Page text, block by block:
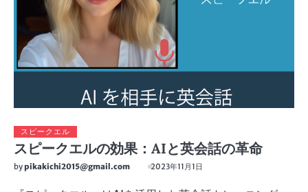
スピークエル
スピークエルの効果：AIと英会話の革命
bypikakichi2015@gmail.com 2023年11月1日